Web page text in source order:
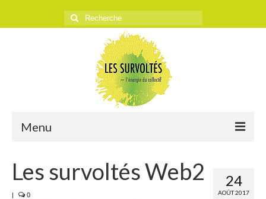
Rechercher
:
Menu
L’ASSOCIATION 24
AOÛT 2017
Les survoltés Web2
| 0